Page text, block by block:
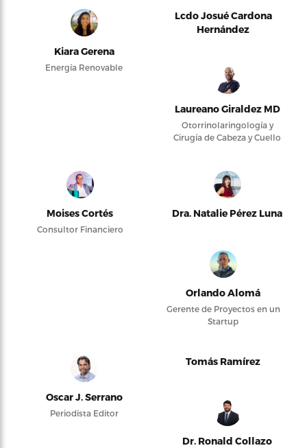
Kiara Gerena
Energía Renovable
Lcdo Josué Cardona
Hernández
Laureano Giraldez MD
Otorrinolaringología y
Cirugía de Cabeza y Cuello
Moises Cortés
Consultor Financiero
Dra. Natalie Pérez Luna
Orlando Alomá
Gerente de Proyectos en un
Startup
Oscar J. Serrano
Periodista Editor
Tomás Ramírez
Dr. Ronald Collazo